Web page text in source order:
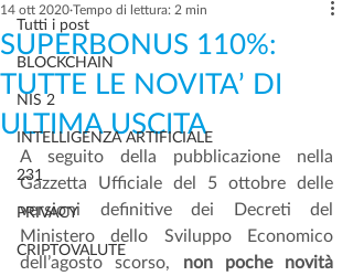
Tutti i post
BLOCKCHAIN
NIS 2
INTELLIGENZA ARTIFICIALE
231
PRIVACY
CRIPTOVALUTE
SUPERBONUS 110%:
TUTTE LE NOVITA’ DI
ULTIMA USCITA
14 ott 2020 Tempo di lettura: 2 min
A seguito della pubblicazione nella
Gazzetta Ufficiale del 5 ottobre delle
versioni definitive dei Decreti del
Ministero dello Sviluppo Economico
dell’agosto scorso, non poche novità